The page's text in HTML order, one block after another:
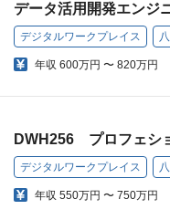
データ活用開発エンジ
デジタルワークプレイス
年収 600万円 〜 820万円
DWH256 プロフェシ
デジタルワークプレイス
年収 550万円 〜 750万円